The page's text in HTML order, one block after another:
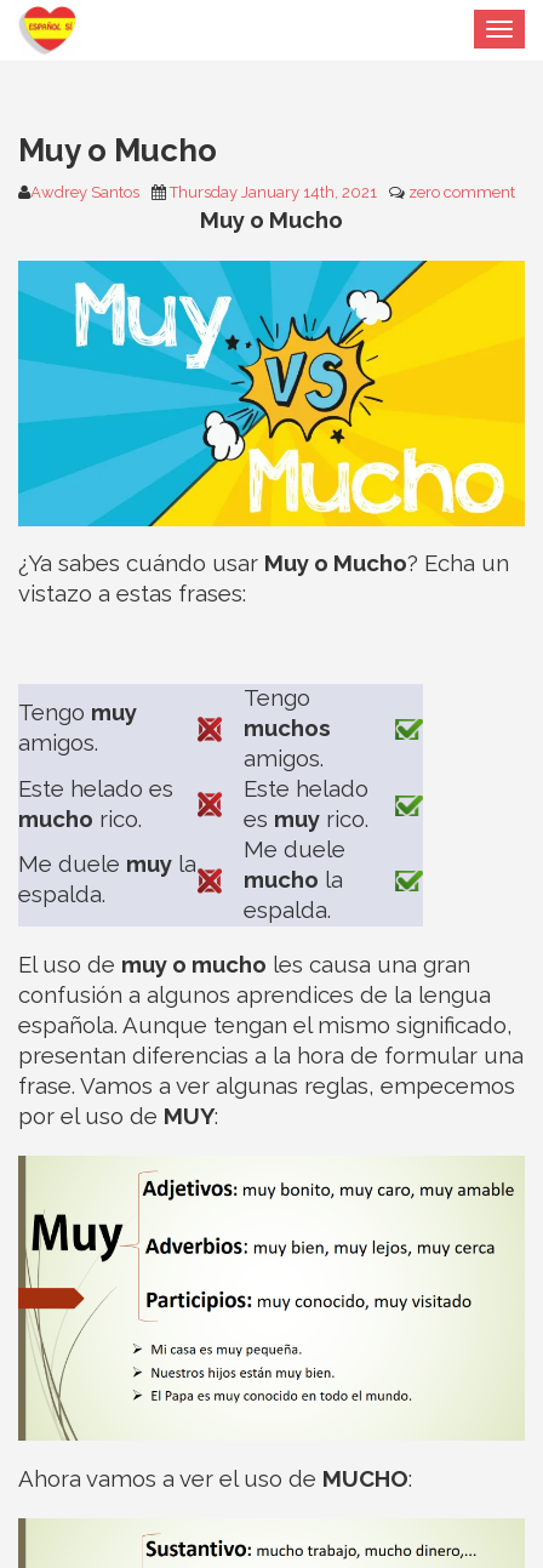
Toggle
Muy o Mucho
Awdrey Santos Thursday January 14th, 2021 zero comment
Muy o Mucho
¿Ya sabes cuándo usar Muy o Mucho? Echa un
vistazo a estas frases:
Tengo muy
amigos.
Tengo
muchos
amigos.
Este helado es
mucho rico.
Este helado
es muy rico.
Me duele muy la
espalda.
Me duele
mucho la
espalda.
El uso de muy o mucho les causa una gran
confusión a algunos aprendices de la lengua
española. Aunque tengan el mismo significado,
presentan diferencias a la hora de formular una
frase. Vamos a ver algunas reglas, empecemos
por el uso de MUY:
Ahora vamos a ver el uso de MUCHO: